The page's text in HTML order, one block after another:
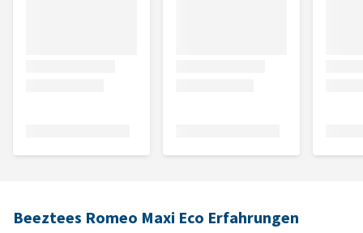
Beeztees Romeo Maxi Eco Erfahrungen